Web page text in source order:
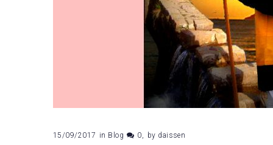
15/09/2017 in Blog 0 by daissen